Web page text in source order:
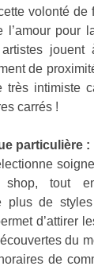
volonté de
l’amour pour
de
très intimiste
carrés !
particulière :
shop, tout
plus de
d’attirer
du
de